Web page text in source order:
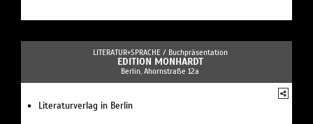
LITERATUR+SPRACHE / Buchpräsentation
EDITION MONHARDT
Berlin, Ahornstraße 12a
Literaturverlag in Berlin